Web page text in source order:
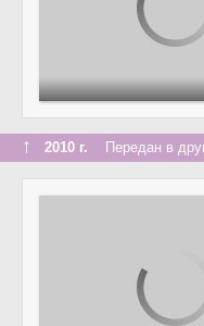
↑ 2010 г. Передан в